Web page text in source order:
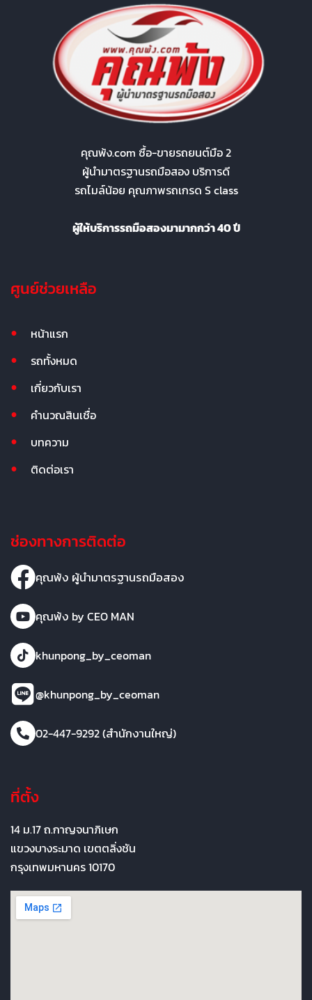
คุณพ้ง.com ซื้อ-ขายรถยนต์มือ 2
ผู้นำมาตรฐานรถมือสอง บริการดี
รถไมล์น้อย คุณภาพรถเกรด S class
ผู้ให้บริการรถมือสองมามากกว่า 40 ปี
ศูนย์ช่วยเหลือ
หน้าแรก
รถทั้งหมด
เกี่ยวกับเรา
คำนวณสินเชื่อ
บทความ
ติดต่อเรา
ช่องทางการติดต่อ
คุณพ้ง ผู้นำมาตรฐานรถมือสอง
คุณพ้ง by CEO MAN
khunpong_by_ceoman
@khunpong_by_ceoman
02-447-9292 (สำนักงานใหญ่)
ที่ตั้ง
14 ม.17 ถ.กาญจนาภิเษก
แขวงบางระมาด เขตตลิ่งชัน
กรุงเทพมหานคร 10170